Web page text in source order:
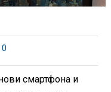
0
смартфона и